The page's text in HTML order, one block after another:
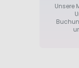
Unsere